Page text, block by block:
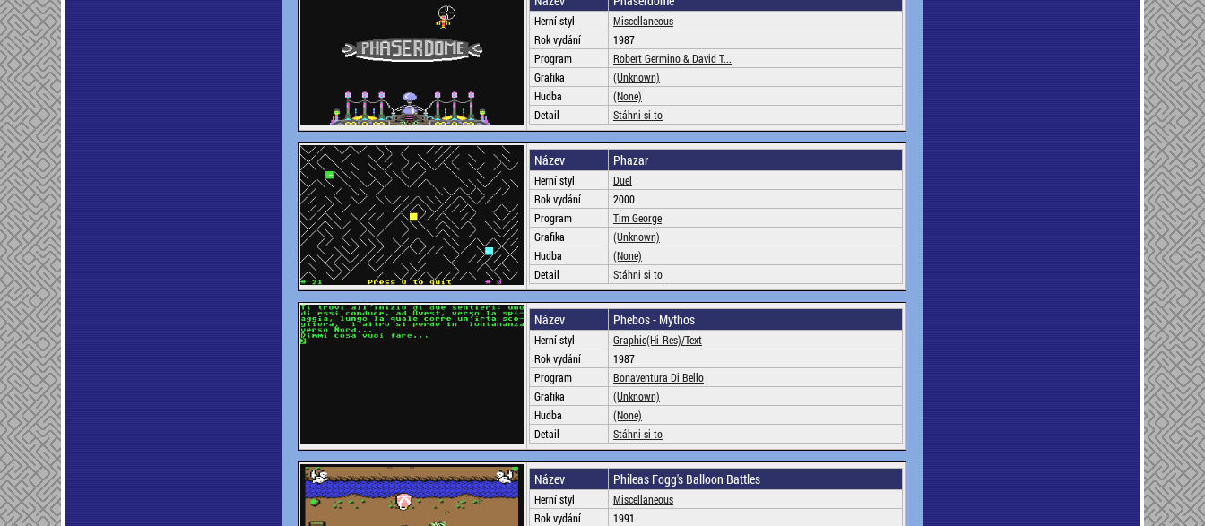
Herní styl
Miscellaneous
Rok vydání
1987
Program
Robert Germino & David T...
Grafika
(Unknown)
Hudba
(None)
Detail
Stáhni si to
Název Phazar
Herní styl
Duel
Rok vydání
2000
Program
Tim George
Grafika
(Unknown)
Hudba
(None)
Detail
Stáhni si to
Název Phebos - Mythos
Herní styl
Graphic(Hi-Res)/Text
Rok vydání
1987
Program
Bonaventura Di Bello
Grafika
(Unknown)
Hudba
(None)
Detail
Stáhni si to
Název Phileas Fogg's Balloon Battles
Herní styl
Miscellaneous
Rok vydání
1991